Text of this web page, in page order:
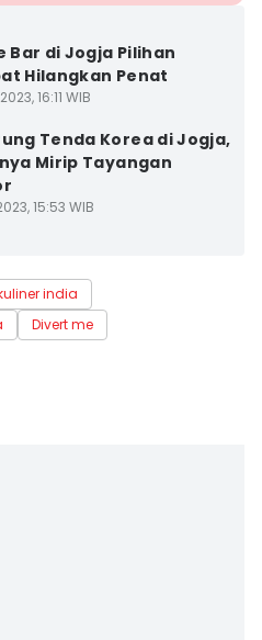
Bar di Jogja Pilihan
Hilangkan Penat
16:11 WIB
Tenda Korea di Jogja,
Mirip Tayangan
15:53 WIB
india
Divert me